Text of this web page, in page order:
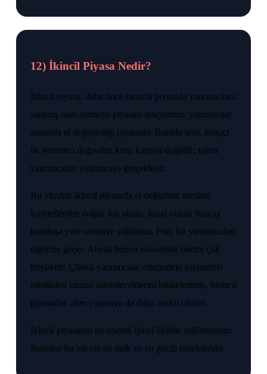
12) İkincil Piyasa Nedir?
İkincil piyasa, daha önce birincil piyasada yatırımcılara
satılmış olan sermaye piyasası araçlarının, yatırımcılar
arasında el değiştirdiği piyasadır. Burada artık ihraççı
ile yatırımcı doğrudan karşı karşıya değildir; işlem
yatırımcıdan yatırımcıya gerçekleşir.
Bu yüzden ikincil piyasada el değiştiren menkul
kıymetlerden doğan fon akımı, kural olarak ihraççı
kuruluşa yeni sermaye sağlamaz. Fon, bir yatırımcıdan
diğerine geçer. Ancak bunun ekonomik önemi çok
büyüktür. Çünkü yatırımcılar, ellerindeki kıymetleri
istedikleri zaman satabileceklerini bildiklerinde, birincil
piyasadan alım yapmaya da daha istekli olurlar.
İkincil piyasanın en önemli işlevi likidite sağlamasıdır.
Borsalar bu işlevin en tipik ve en güçlü örnekleridir.